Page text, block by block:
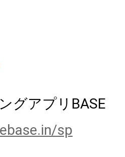
グアプリBASE
sp